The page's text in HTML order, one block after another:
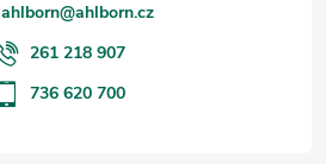
ahlborn@ahlborn.cz
261 218 907
736 620 700